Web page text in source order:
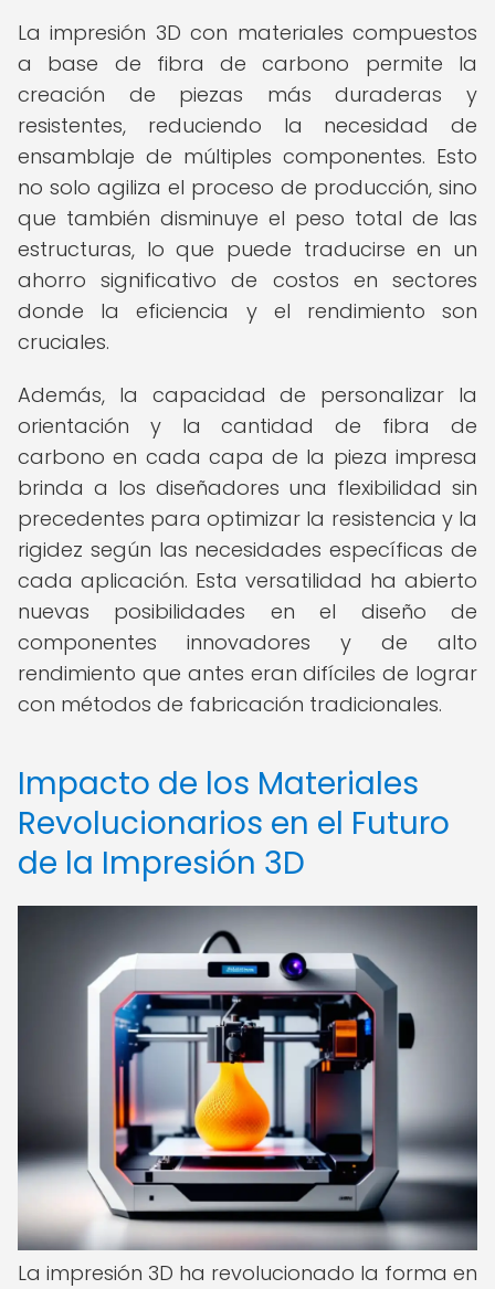
La impresión 3D con materiales compuestos
a base de fibra de carbono permite la
creación de piezas más duraderas y
resistentes, reduciendo la necesidad de
ensamblaje de múltiples componentes. Esto
no solo agiliza el proceso de producción, sino
que también disminuye el peso total de las
estructuras, lo que puede traducirse en un
ahorro significativo de costos en sectores
donde la eficiencia y el rendimiento son
cruciales.
Además, la capacidad de personalizar la
orientación y la cantidad de fibra de
carbono en cada capa de la pieza impresa
brinda a los diseñadores una flexibilidad sin
precedentes para optimizar la resistencia y la
rigidez según las necesidades específicas de
cada aplicación. Esta versatilidad ha abierto
nuevas posibilidades en el diseño de
componentes innovadores y de alto
rendimiento que antes eran difíciles de lograr
con métodos de fabricación tradicionales.
Impacto de los Materiales
Revolucionarios en el Futuro
de la Impresión 3D
La impresión 3D ha revolucionado la forma en